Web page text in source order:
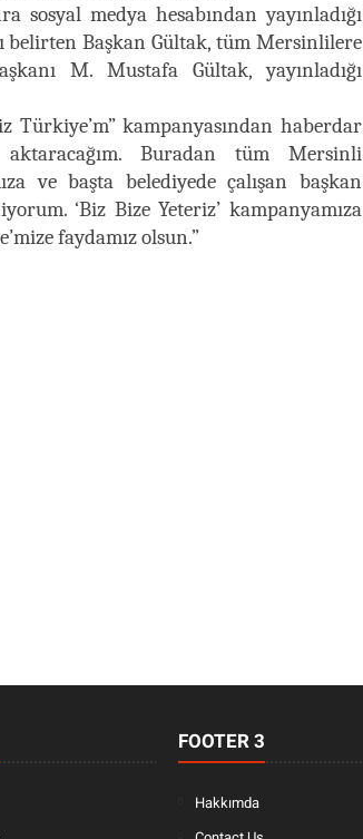
sosyal medya hesabından yayınladığı
belirten Başkan Gültak, tüm Mersinlilere
M. Mustafa Gültak, yayınladığı
Türkiye’m” kampanyasından haberdar
Buradan tüm Mersinli
ve başta belediyede çalışan başkan
‘Biz Bize Yeteriz’ kampanyamıza
faydamız olsun.”
FOOTER 3
Hakkımda